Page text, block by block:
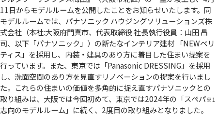
11日からモデルルームを公開したことをお知らせいたします。同
モデルルームでは、パナソニック ハウジングソリューションズ株
式会社（本社:大阪府門真市、代表取締役 社長執行役員：山田 昌
司、以下「パナソニック」）の新たなインテリア建材 「NEWベリ
ティス」を採用し、内装・建具のあり方に着目した住まい提案を
行っています。また、東京では「Panasonic DRESSING」を採用
し、洗面空間のあり方を見直すリノベーションの提案を行いまし
た。これらの住まいの価値を多角的に捉え直すパナソニックとの
取り組みは、大阪では今回初めて、東京では2024年の「スぺパ※1
志向のモデルルーム」に続く、2度目の取り組みとなりました。